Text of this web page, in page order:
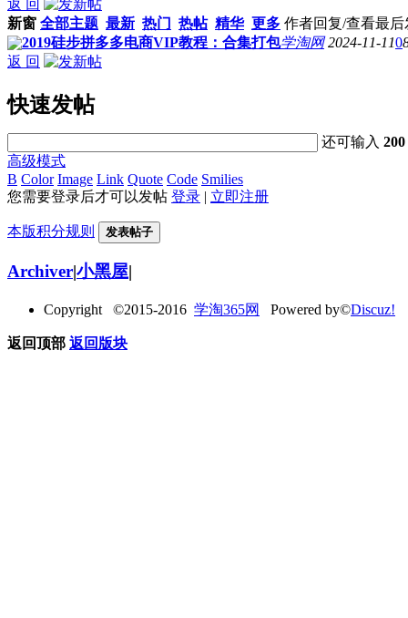
返 回
新窗 全部主题 最新 热门 热帖 精华 更多 作者回复/查看最后
2019硅步拼多多电商VIP教程：合集打包学淘网 2024-11-110
返 回
快速发帖
还可输入200
高级模式
B Color Image Link Quote Code Smilies
您需要登录后才可以发帖 登录 | 立即注册
本版积分规则 发表帖子
Archiver|小黑屋|
Copyright ©2015-2016 学淘365网 Powered by©Discuz!
返回顶部 返回版块